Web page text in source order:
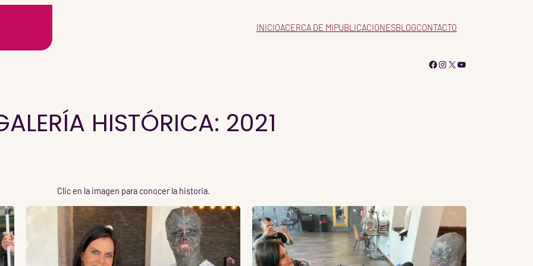
INICIOACERCA DE MIPUBLICACIONESBLOGCONTACTO
Facebook
Instagram
X YouTube
HISTÓRICA: 2021
Clic en la imagen para conocer la historia.